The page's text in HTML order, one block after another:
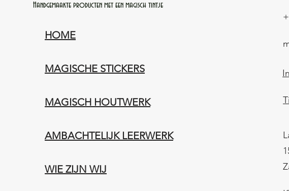
Handgemaakte producten met een magisch tintje
HOME
MAGISCHE STICKERS
MAGISCH HOUTWERK
AMBACHTELIJK LEERWERK​
WIE ZIJN WIJ​​